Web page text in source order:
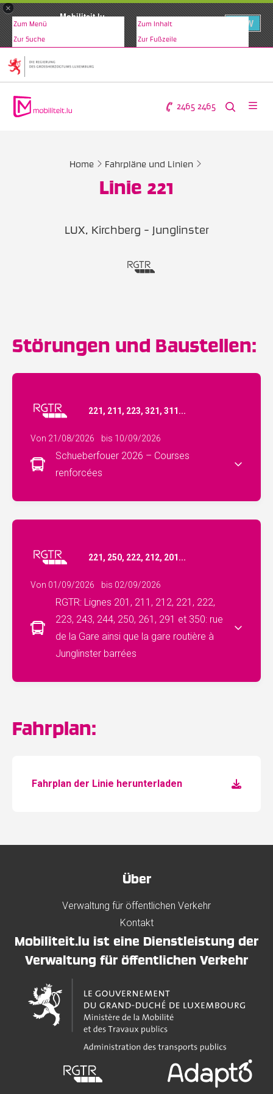
×
Mobiliteit.lu
VIEW
Zum Menü Zum Inhalt
Zur Suche Zur Fußzeile
2465 2465
Home Fahrpläne und Linien
Linie 221
LUX, Kirchberg - Junglinster
Störungen und Baustellen:
221, 211, 223, 321, 311...
Von 21/08/2026 bis 10/09/2026
Schueberfouer 2026 – Courses
renforcées
221, 250, 222, 212, 201...
Von 01/09/2026 bis 02/09/2026
RGTR: Lignes 201, 211, 212, 221, 222,
223, 243, 244, 250, 261, 291 et 350: rue
de la Gare ainsi que la gare routière à
Junglinster barrées
Fahrplan:
Fahrplan der Linie herunterladen
Über
Verwaltung für öffentlichen Verkehr
Kontakt
Mobiliteit.lu ist eine Dienstleistung der
Verwaltung für öffentlichen Verkehr